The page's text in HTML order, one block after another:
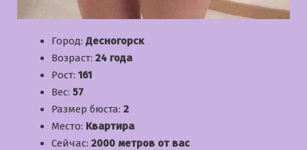
Город: Десногорск
Возраст: 24 года
Рост: 161
Вес: 57
Размер бюста: 2
Место: Квартира
Сейчас: 2000 метров от вас